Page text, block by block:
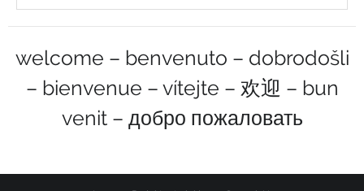
welcome – benvenuto – dobrodošli
– bienvenue – vítejte – 欢迎 – bun
venit – добро пожаловать